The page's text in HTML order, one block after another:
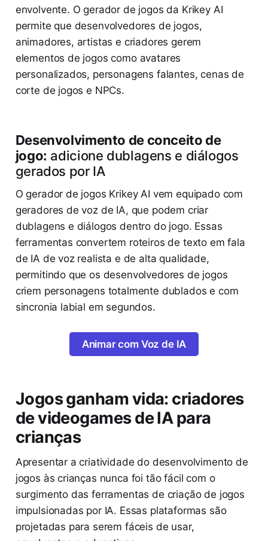
envolvente. O gerador de jogos da Krikey AI
permite que desenvolvedores de jogos,
animadores, artistas e criadores gerem
elementos de jogos como avatares
personalizados, personagens falantes, cenas de
corte de jogos e NPCs.
Desenvolvimento de conceito de
jogo: adicione dublagens e diálogos
gerados por IA
O gerador de jogos Krikey AI vem equipado com
geradores de voz de IA, que podem criar
dublagens e diálogos dentro do jogo. Essas
ferramentas convertem roteiros de texto em fala
de IA de voz realista e de alta qualidade,
permitindo que os desenvolvedores de jogos
criem personagens totalmente dublados e com
sincronia labial em segundos.
Animar com Voz de IA
Jogos ganham vida: criadores
de videogames de IA para
crianças
Apresentar a criatividade do desenvolvimento de
jogos às crianças nunca foi tão fácil com o
surgimento das ferramentas de criação de jogos
impulsionadas por IA. Essas plataformas são
projetadas para serem fáceis de usar,